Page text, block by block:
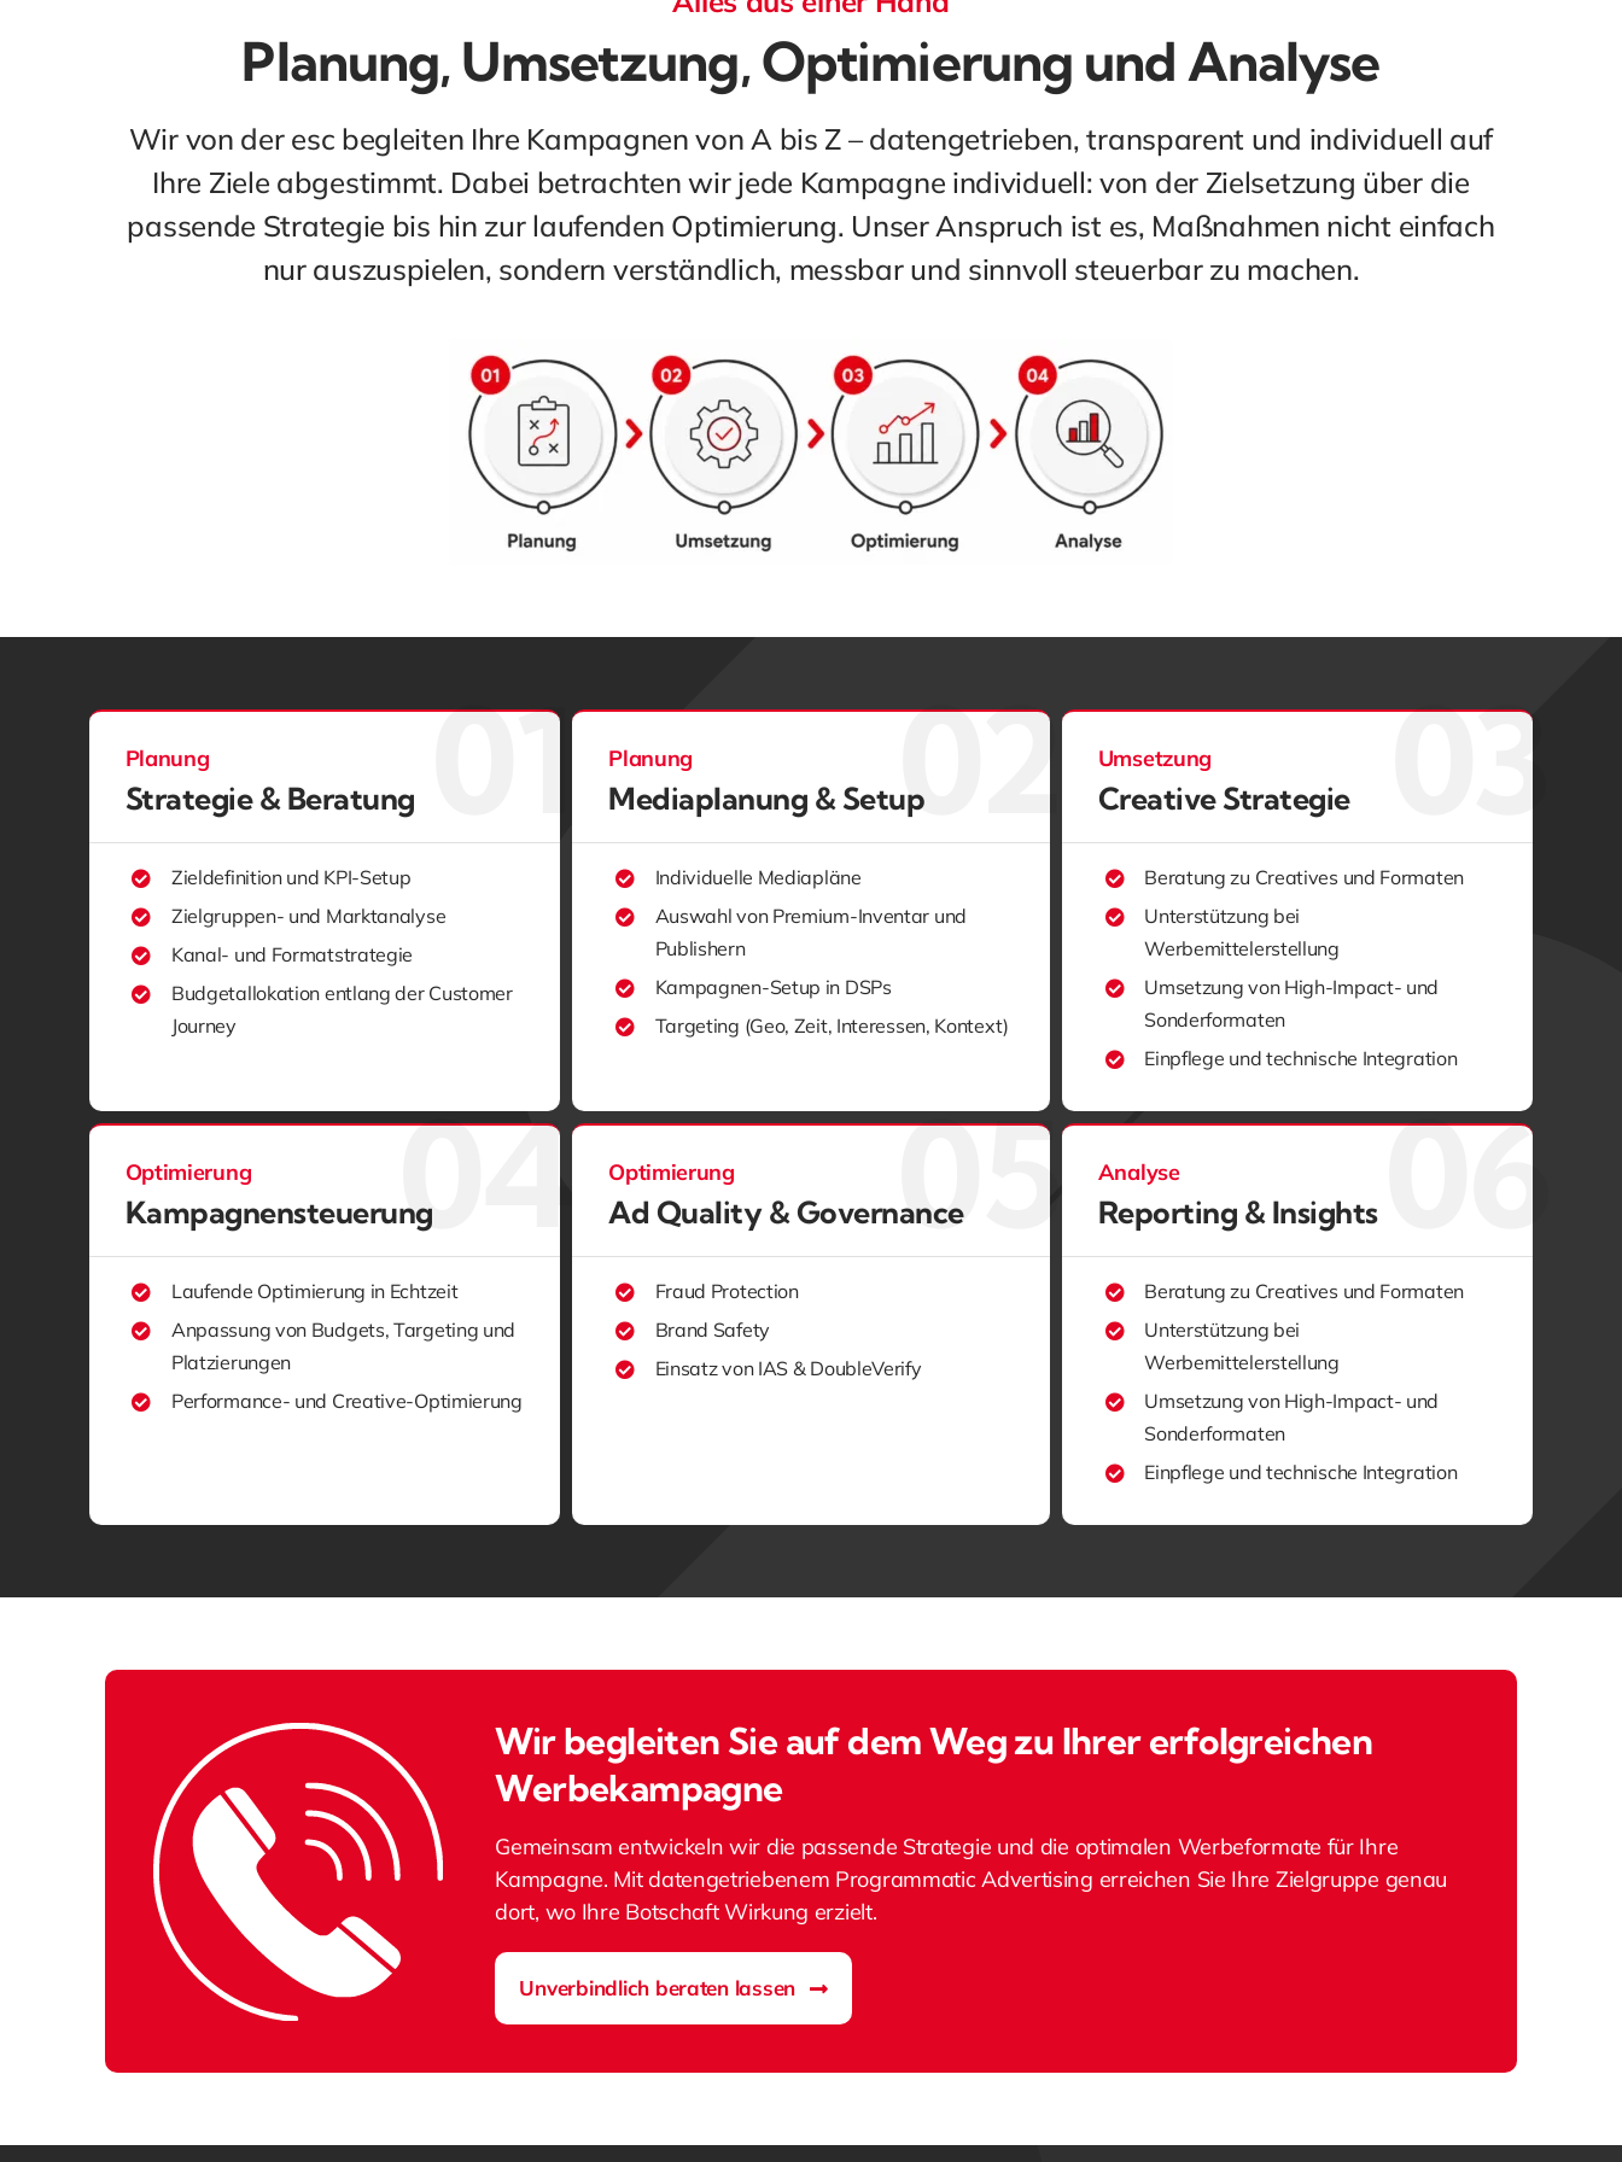
Planung, Umsetzung, Optimierung und Analyse
Wir von der esc begleiten Ihre Kampagnen von A bis Z – datengetrieben, transparent und individuell auf
Ihre Ziele abgestimmt. Dabei betrachten wir jede Kampagne individuell: von der Zielsetzung über die
passende Strategie bis hin zur laufenden Optimierung. Unser Anspruch ist es, Maßnahmen nicht einfach
nur auszuspielen, sondern verständlich, messbar und sinnvoll steuerbar zu machen.
Planung
Strategie & Beratung
Zieldefinition und KPI-Setup
Zielgruppen- und Marktanalyse
Kanal- und Formatstrategie
Budgetallokation entlang der Customer
Journey
Planung
Mediaplanung & Setup
Individuelle Mediapläne
Auswahl von Premium-Inventar und
Publishern
Kampagnen-Setup in DSPs
Targeting (Geo, Zeit, Interessen, Kontext)
Umsetzung
Creative Strategie
Beratung zu Creatives und Formaten
Unterstützung bei
Werbemittelerstellung
Umsetzung von High-Impact- und
Sonderformaten
Einpflege und technische Integration
Optimierung
Kampagnen­steuerung
Laufende Optimierung in Echtzeit
Anpassung von Budgets, Targeting und
Platzierungen
Performance- und Creative-Optimierung
Optimierung
Ad Quality & Governance
Fraud Protection
Brand Safety
Einsatz von IAS & DoubleVerify
Analyse
Reporting & Insights
Beratung zu Creatives und Formaten
Unterstützung bei
Werbemittelerstellung
Umsetzung von High-Impact- und
Sonderformaten
Einpflege und technische Integration
Wir begleiten Sie auf dem Weg zu Ihrer erfolgreichen
Werbekampagne
Gemeinsam entwickeln wir die passende Strategie und die optimalen Werbeformate für Ihre
Kampagne. Mit datengetriebenem Programmatic Advertising erreichen Sie Ihre Zielgruppe genau
dort, wo Ihre Botschaft Wirkung erzielt.
Unverbindlich beraten lassen